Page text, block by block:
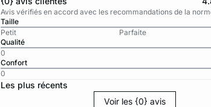
Avis vérifiés en accord avec les recommandations de la
Taille
Petit
Parfaite
Qualité
0
Confort
0
Les plus récents
Voir les {0} avis